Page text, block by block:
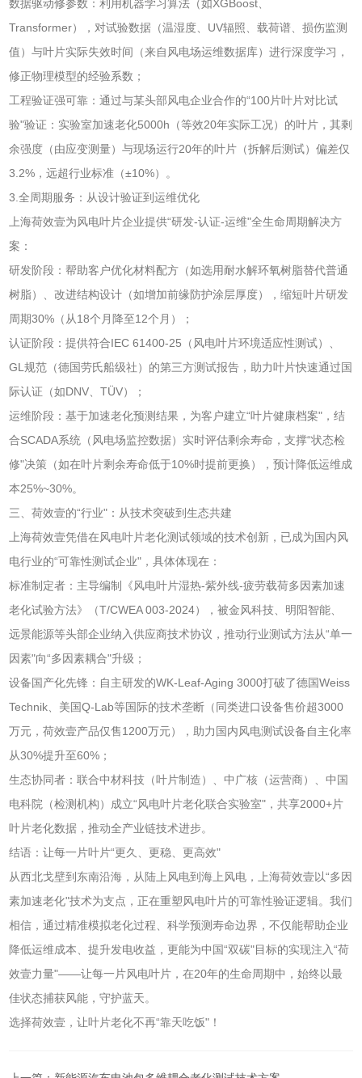
数据驱动修参数：利用机器学习算法（如XGBoost、
Transformer），对试验数据（温湿度、UV辐照、载荷谱、损伤监测
值）与叶片实际失效时间（来自风电场运维数据库）进行深度学习，
修正物理模型的经验系数；
工程验证强可靠：通过与某头部风电企业合作的“100片叶片对比试
验"验证：实验室加速老化5000h（等效20年实际工况）的叶片，其剩
余强度（由应变测量）与现场运行20年的叶片（拆解后测试）偏差仅
3.2%，远超行业标准（±10%）。
3.全周期服务：从设计验证到运维优化
上海荷效壹为风电叶片企业提供“研发-认证-运维"全生命周期解决方
案：
研发阶段：帮助客户优化材料配方（如选用耐水解环氧树脂替代普通
树脂）、改进结构设计（如增加前缘防护涂层厚度），缩短叶片研发
周期30%（从18个月降至12个月）；
认证阶段：提供符合IEC 61400-25（风电叶片环境适应性测试）、
GL规范（德国劳氏船级社）的第三方测试报告，助力叶片快速通过国
际认证（如DNV、TÜV）；
运维阶段：基于加速老化预测结果，为客户建立“叶片健康档案"，结
合SCADA系统（风电场监控数据）实时评估剩余寿命，支撑“状态检
修"决策（如在叶片剩余寿命低于10%时提前更换），预计降低运维成
本25%~30%。
三、荷效壹的“行业"：从技术突破到生态共建
上海荷效壹凭借在风电叶片老化测试领域的技术创新，已成为国内风
电行业的“可靠性测试企业"，具体体现在：
标准制定者：主导编制《风电叶片湿热-紫外线-疲劳载荷多因素加速
老化试验方法》（T/CWEA 003-2024），被金风科技、明阳智能、
远景能源等头部企业纳入供应商技术协议，推动行业测试方法从“单一
因素"向“多因素耦合"升级；
设备国产化先锋：自主研发的WK-Leaf-Aging 3000打破了德国Weiss
Technik、美国Q-Lab等国际的技术垄断（同类进口设备售价超3000
万元，荷效壹产品仅售1200万元），助力国内风电测试设备自主化率
从30%提升至60%；
生态协同者：联合中材科技（叶片制造）、中广核（运营商）、中国
电科院（检测机构）成立“风电叶片老化联合实验室"，共享2000+片
叶片老化数据，推动全产业链技术进步。
结语：让每一片叶片“更久、更稳、更高效"
从西北戈壁到东南沿海，从陆上风电到海上风电，上海荷效壹以“多因
素加速老化"技术为支点，正在重塑风电叶片的可靠性验证逻辑。我们
相信，通过精准模拟老化过程、科学预测寿命边界，不仅能帮助企业
降低运维成本、提升发电收益，更能为中国“双碳"目标的实现注入“荷
效壹力量"——让每一片风电叶片，在20年的生命周期中，始终以最
佳状态捕获风能，守护蓝天。
选择荷效壹，让叶片老化不再“靠天吃饭"！